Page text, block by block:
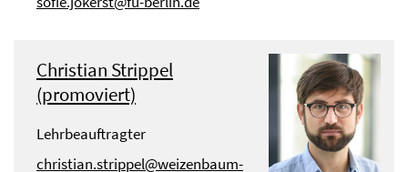
Christian Strippel
(promoviert)
Lehrbeauftragter
christian.strippel@weizenbaum-